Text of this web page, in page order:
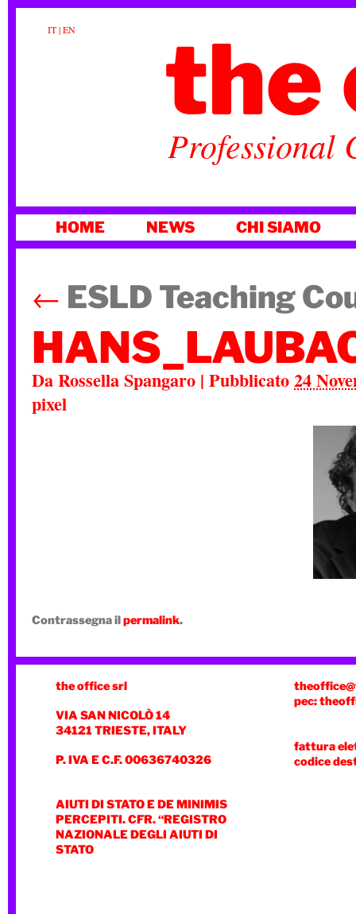
IT|EN the
Professional
AL
HOME NEWS CHI SIAMO
← ESLD Teaching
DaRossella Spangaro | Pubblicato24
pixel
Contrassegna ilpermalink.
the office srl
VIA SAN NICOLÒ 14
34121 TRIESTE, ITALY
P. IVA E C.F. 00636740326
AIUTI DI STATO E DE MINIMIS
PERCEPITI. CFR. “REGISTRO
NAZIONALE DEGLI AIUTI DI
STATO
pec:
fattura
codice